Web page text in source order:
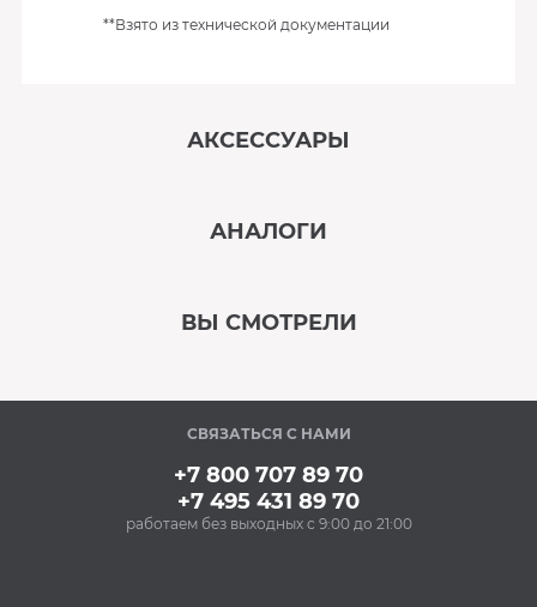
**Взято из технической документации
АКСЕССУАРЫ
АНАЛОГИ
ВЫ СМОТРЕЛИ
В наличии
СВЯЗАТЬСЯ С НАМИ
+7 800 707 89 70
+7 495 431 89 70
работаем без выходных с 9:00 до 21:00